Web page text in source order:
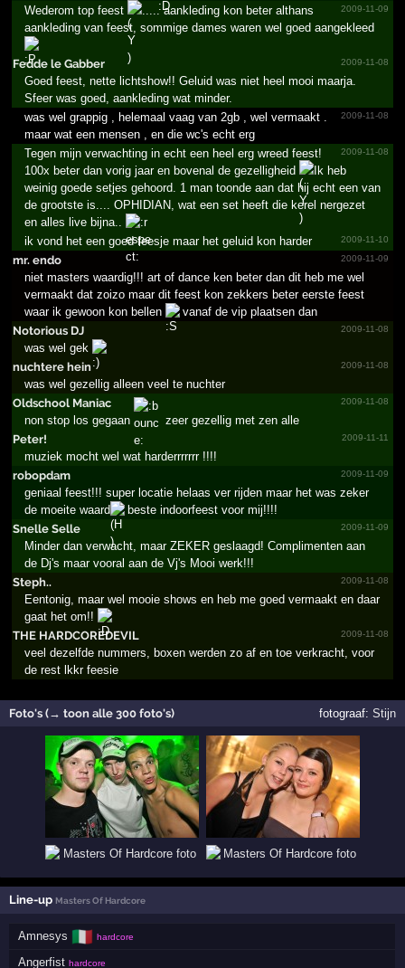
2009-11-09
Wederom top feest
...... aankleding kon beter althans
aankleding van feest, sommige dames waren wel goed aangekleed
Fedde le Gabber 2009-11-08
Goed feest, nette lichtshow!! Geluid was niet heel mooi maarja.
Sfeer was goed, aankleding wat minder.
2009-11-08
was wel grappig , helemaal vaag van 2gb , wel vermaakt .
maar wat een mensen , en die wc's echt erg
2009-11-08
Tegen mijn verwachting in echt een heel erg wreed feest!
100x beter dan vorig jaar en bovenal de gezelligheid
Ik heb
weinig goede setjes gehoord. 1 man toonde aan dat hij echt een van
de grootste is.... OPHIDIAN, wat een set heeft die kerel nergezet
en alles live bijna..
2009-11-10
ik vond het een goed feesje maar het geluid kon harder
mr. endo
2009-11-09
niet masters waardig!!! art of dance ken beter dan dit heb me wel
vermaakt dat zoizo maar dit feest kon zekkers beter eerste feest
waar ik gewoon kon bellen
vanaf de vip plaatsen dan
Notorious DJ
2009-11-08
was wel gek
nuchtere hein
2009-11-08
was wel gezellig alleen veel te nuchter
Oldschool Maniac
2009-11-08
non stop los gegaan
zeer gezellig met zen alle
Peter!
2009-11-11
muziek mocht wel wat harderrrrrrr !!!!
robopdam
2009-11-09
geniaal feest!!! super locatie helaas ver rijden maar het was zeker
de moeite waard
beste indoorfeest voor mij!!!!
Snelle Selle
2009-11-09
Minder dan verwacht, maar ZEKER geslaagd! Complimenten aan
de Dj's maar vooral aan de Vj's Mooi werk!!!
Steph..
2009-11-08
Eentonig, maar wel mooie shows en heb me goed vermaakt en daar
gaat het om!!
THE HARDCO­REDEVI­L
2009-11-08
veel dezelfde nummers, boxen werden zo af en toe verkracht, voor
de rest lkkr feesie
Foto's (→ toon alle 300 foto's) fotograaf: Stijn
Line-up Masters Of Hardcore
Amnesys 🇮🇹 hardcore
Angerfist hardcore